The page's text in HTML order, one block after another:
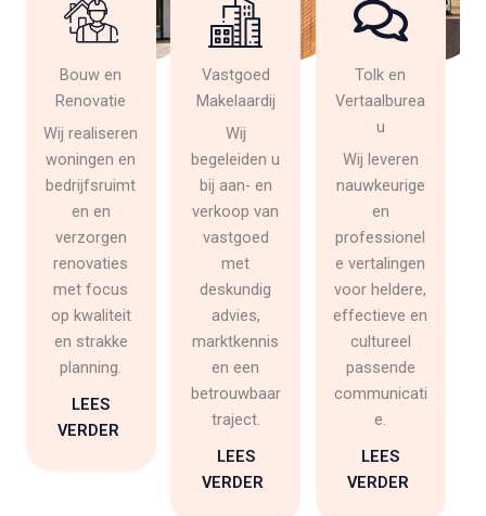
Bouw en
Renovatie
Wij realiseren
woningen en
bedrijfsruimt
en en
verzorgen
renovaties
met focus
op kwaliteit
en strakke
planning.
LEES
VERDER
Vastgoed
Makelaardij
Wij
begeleiden u
bij aan- en
verkoop van
vastgoed
met
deskundig
advies,
marktkennis
en een
betrouwbaar
traject.
LEES
VERDER
Tolk en
Vertaalburea
u
Wij leveren
nauwkeurige
en
professionel
e vertalingen
voor heldere,
effectieve en
cultureel
passende
communicati
e.
LEES
VERDER